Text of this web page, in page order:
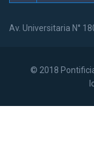
Av. Universitaria N°
© 2018